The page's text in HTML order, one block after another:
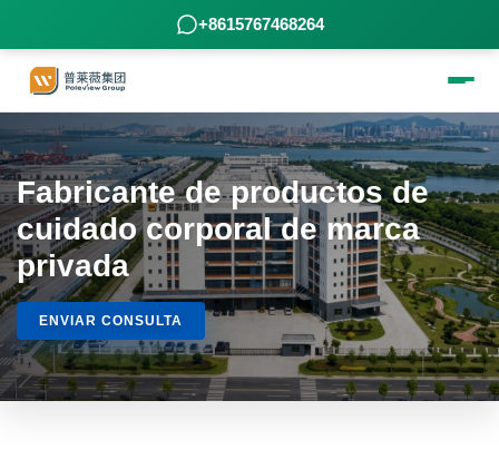
+8615767468264
Fabricante de productos de
cuidado corporal de marca
privada
ENVIAR CONSULTA